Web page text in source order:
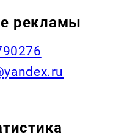
рекламы